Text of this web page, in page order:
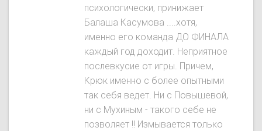
психологически, принижает
Балаша Касумова ....хотя,
именно его команда ДО ФИНАЛА
каждый год доходит. Неприятное
послевкусие от игры. Причем,
Крюк именно с более опытными
так себя ведет. Ни с Повышевой,
ни с Мухиным - такого себе не
позволяет !! Измывается только